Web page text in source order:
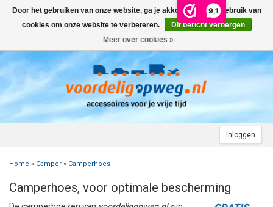
9,1
Inloggen
Menu
FIETSENDRAGER
FIETSENDRAGER OP DE TREKHAAK
FIETSENDRAGER VOOR ELEKTRISCHE FIETSEN
DAKDRAGERS
FORD
+
AUTOHOES POLYESTER EN 3-LAAGS
WIELDOPPEN
CAMPER
WIELDOPPEN
+
ZOEKHULP NAAR CAMPERHOES
SNEEUWKETTINGEN
AANHANGWAGEN
ACCESSOIRES
+
ACCULADER
CARAVAN
Home » Camper » Camperhoes
Camperhoes, voor optimale bescherming
Door het gebruiken van onze website, ga je akkoord met het gebruik van
cookies om onze website te verbeteren.
Dit bericht verbergen
Meer over cookies »